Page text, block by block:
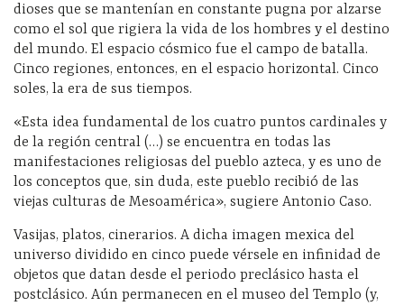
dioses que se mantenían en constante pugna por alzarse
como el sol que rigiera la vida de los hombres y el destino
del mundo. El espacio cósmico fue el campo de batalla.
Cinco regiones, entonces, en el espacio horizontal. Cinco
soles, la era de sus tiempos.
«Esta idea fundamental de los cuatro puntos cardinales y
de la región central (…) se encuentra en todas las
manifestaciones religiosas del pueblo azteca, y es uno de
los conceptos que, sin duda, este pueblo recibió de las
viejas culturas de Mesoamérica», sugiere Antonio Caso.
Vasijas, platos, cinerarios. A dicha imagen mexica del
universo dividido en cinco puede vérsele en infinidad de
objetos que datan desde el periodo preclásico hasta el
postclásico. Aún permanecen en el museo del Templo (y,